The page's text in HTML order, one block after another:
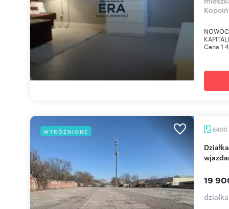
Cena 1
WYRÓŻNIONE 6400
Działka usługowo-składowa 6400 m² z dwoma
19